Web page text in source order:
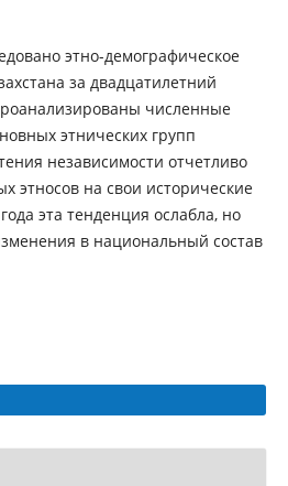
этно-демографическое
за двадцатилетний
численные
этнических групп
независимости отчетливо
этносов на свои исторические
эта тенденция ослабла, но
в национальный состав